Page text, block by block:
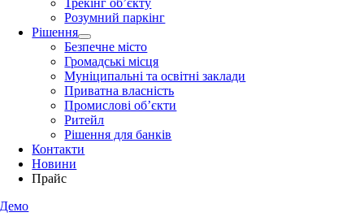
Трекінг об’єкту
Розумний паркінг
Рішення
Безпечне місто
Громадські місця
Муніципальні та освітні заклади
Приватна власність
Промислові об’єкти
Ритейл
Рішення для банків
Контакти
Новини
Прайс
Демо